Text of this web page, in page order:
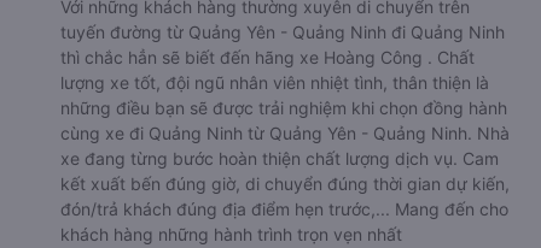
Với những khách hàng thường xuyên di chuyển trên
tuyến đường từ Quảng Yên - Quảng Ninh đi Quảng Ninh
thì chắc hẳn sẽ biết đến hãng xe Hoàng Công . Chất
lượng xe tốt, đội ngũ nhân viên nhiệt tình, thân thiện là
những điều bạn sẽ được trải nghiệm khi chọn đồng hành
cùng xe đi Quảng Ninh từ Quảng Yên - Quảng Ninh. Nhà
xe đang từng bước hoàn thiện chất lượng dịch vụ. Cam
kết xuất bến đúng giờ, di chuyển đúng thời gian dự kiến,
đón/trả khách đúng địa điểm hẹn trước,... Mang đến cho
khách hàng những hành trình trọn vẹn nhất